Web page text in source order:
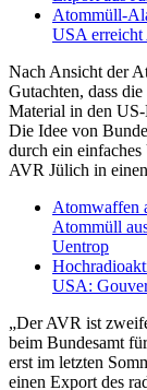
Atommüll-
USA
Nach Ansicht der
Gutachten, dass
Material in den
Die Idee von
durch ein
AVR Jülich in
Atomwaffen
Atommüll
Uentrop
USA:
„Der AVR ist
beim Bundesamt
erst im letzten
einen Export des